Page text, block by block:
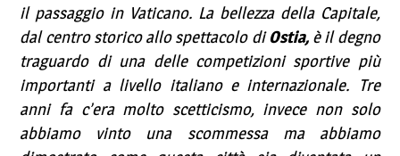
il passaggio in Vaticano. La bellezza della Capitale,
dal centro storico allo spettacolo diOstia, è il degno
traguardo di una delle competizioni sportive più
importanti a livello italiano e internazionale. Tre
anni fa c’era molto scetticismo, invece non solo
abbiamo vinto una scommessa ma abbiamo